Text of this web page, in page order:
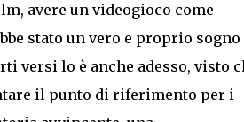
avere un videogioco come
stato un vero e proprio sogno
versi lo è anche adesso, visto
il punto di riferimento per i